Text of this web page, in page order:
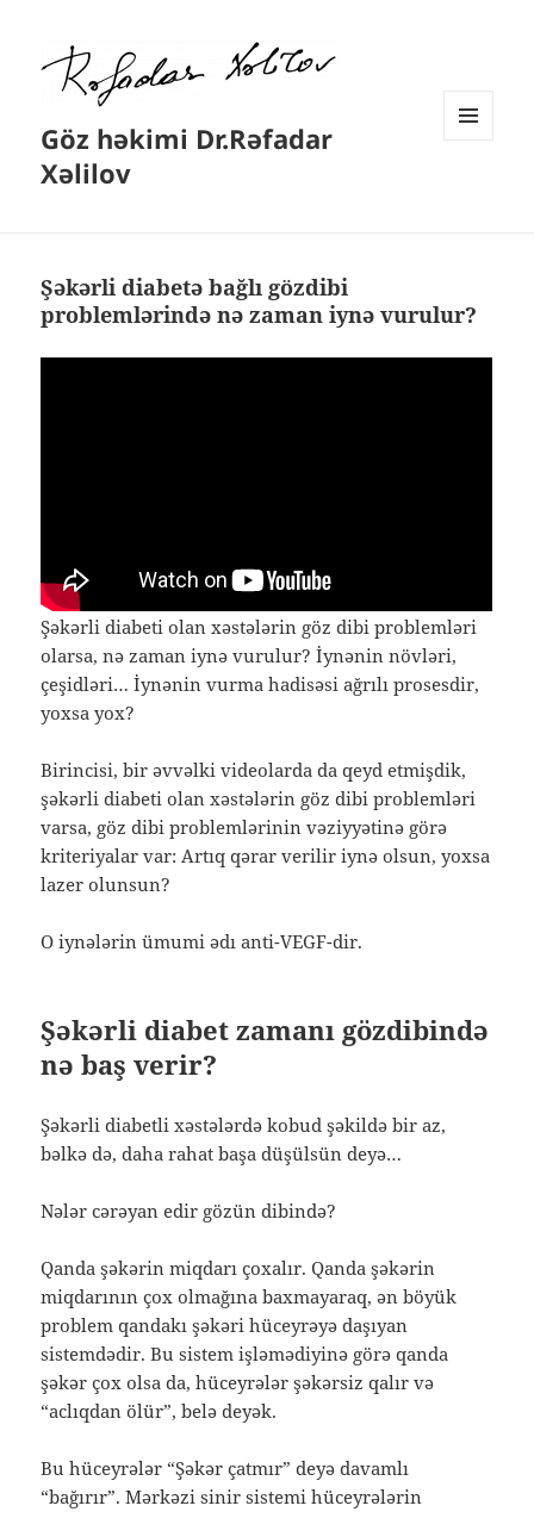
Göz həkimi Dr.Rəfadar
Xəlilov
Şəkərli diabetə bağlı gözdibi
problemlərində nə zaman iynə vurulur?
Şəkərli diabeti olan xəstələrin göz dibi problemləri
olarsa, nə zaman iynə vurulur? İynənin növləri,
çeşidləri… İynənin vurma hadisəsi ağrılı prosesdir,
yoxsa yox?
Birincisi, bir əvvəlki videolarda da qeyd etmişdik,
şəkərli diabeti olan xəstələrin göz dibi problemləri
varsa, göz dibi problemlərinin vəziyyətinə görə
kriteriyalar var: Artıq qərar verilir iynə olsun, yoxsa
lazer olunsun?
O iynələrin ümumi ədı anti-VEGF-dir.
Şəkərli diabet zamanı gözdibində
nə baş verir?
Şəkərli diabetli xəstələrdə kobud şəkildə bir az,
bəlkə də, daha rahat başa düşülsün deyə…
Nələr cərəyan edir gözün dibində?
Qanda şəkərin miqdarı çoxalır. Qanda şəkərin
miqdarının çox olmağına baxmayaraq, ən böyük
problem qandakı şəkəri hüceyrəyə daşıyan
sistemdədir. Bu sistem işləmədiyinə görə qanda
şəkər çox olsa da, hüceyrələr şəkərsiz qalır və
“aclıqdan ölür”, belə deyək.
Bu hüceyrələr “Şəkər çatmır” deyə davamlı
“bağırır”. Mərkəzi sinir sistemi hüceyrələrin